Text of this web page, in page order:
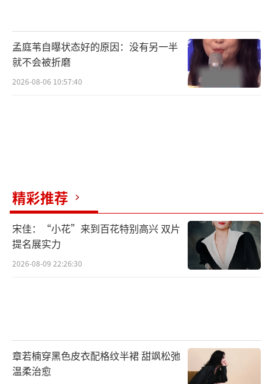
孟庭苇自曝状态好的原因：没有另一半
就不会被折磨
2026-08-06 10:57:40
精彩推荐
宋佳：“小花”来到百花特别高兴 双片
提名展实力
2026-08-09 22:26:30
章若楠穿黑色皮衣配格纹半裙 甜飒松弛
温柔治愈